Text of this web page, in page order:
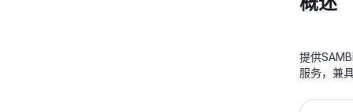
提供
服务，兼